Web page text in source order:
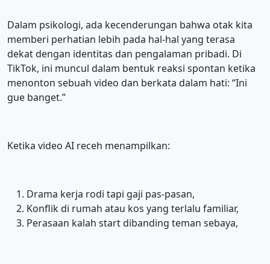
Dalam psikologi, ada kecenderungan bahwa otak kita
memberi perhatian lebih pada hal-hal yang terasa
dekat dengan identitas dan pengalaman pribadi. Di
TikTok, ini muncul dalam bentuk reaksi spontan ketika
menonton sebuah video dan berkata dalam hati: “Ini
gue banget.”
Ketika video AI receh menampilkan:
Drama kerja rodi tapi gaji pas-pasan,
Konflik di rumah atau kos yang terlalu familiar,
Perasaan kalah start dibanding teman sebaya,